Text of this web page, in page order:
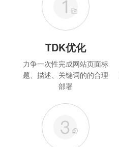
TDK优化
力争一次性完成网站页面标
题、描述、关键词的的合理
部署